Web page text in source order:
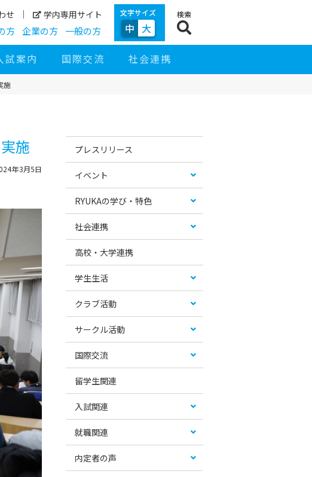
せ 学内専用サイト
方 企業の方 一般の方
文字サイズ
中 大
検索
試案内 国際交流 社会連携
施
施
年3月5日
イ
ビ
シ
お
め
テ
カ
リ
ス
プレスリリース
イベント
RYUKAの学び・特色
社会連携
高校・大学連携
学生生活
クラブ活動
サークル活動
国際交流
留学生関連
入試関連
就職関連
内定者の声